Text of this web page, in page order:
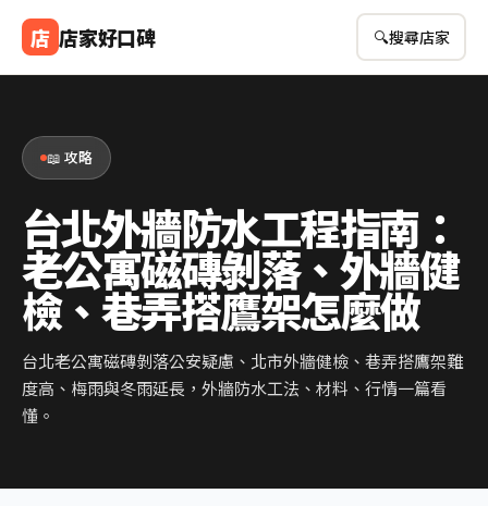
店 店家好口碑 🔍搜尋店家
📖 攻略
台北外牆防水工程指南：
老公寓磁磚剝落、外牆健
檢、巷弄搭鷹架怎麼做
台北老公寓磁磚剝落公安疑慮、北市外牆健檢、巷弄搭鷹架難
度高、梅雨與冬雨延長，外牆防水工法、材料、行情一篇看
懂。